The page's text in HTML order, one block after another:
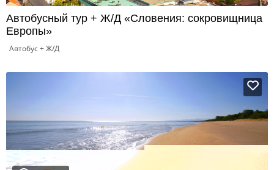
Автобусный тур + Ж/Д «Словения: сокровищница
Европы»
Автобус + Ж/Д